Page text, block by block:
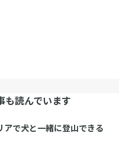
も読んでいます
アで犬と一緒に登山できる